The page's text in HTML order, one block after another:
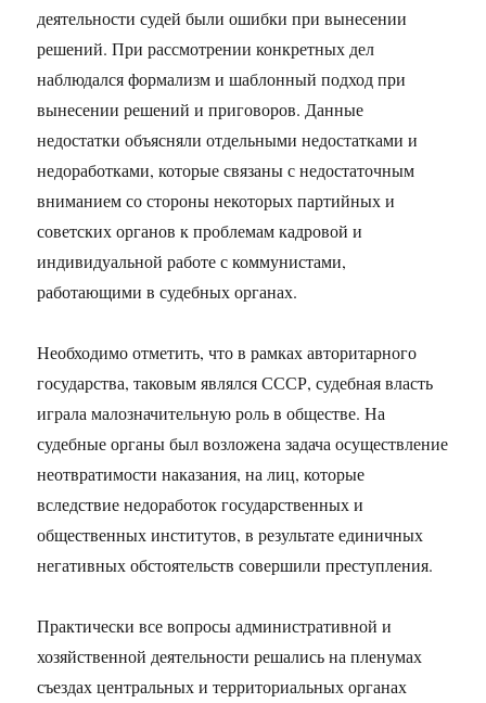
деятельности судей были ошибки при вынесении
решений. При рассмотрении конкретных дел
наблюдался формализм и шаблонный подход при
вынесении решений и приговоров. Данные
недостатки объясняли отдельными недостатками и
недоработками, которые связаны с недостаточным
вниманием со стороны некоторых партийных и
советских органов к проблемам кадровой и
индивидуальной работе с коммунистами,
работающими в судебных органах.
Необходимо отметить, что в рамках авторитарного
государства, таковым являлся СССР, судебная власть
играла малозначительную роль в обществе. На
судебные органы был возложена задача осуществление
неотвратимости наказания, на лиц, которые
вследствие недоработок государственных и
общественных институтов, в результате единичных
негативных обстоятельств совершили преступления.
Практически все вопросы административной и
хозяйственной деятельности решались на пленумах
съездах центральных и территориальных органах